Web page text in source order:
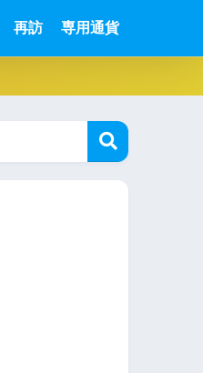
再訪 専用通貨